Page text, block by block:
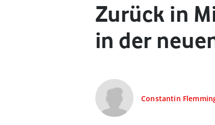
Zurück in
in der
Constantin